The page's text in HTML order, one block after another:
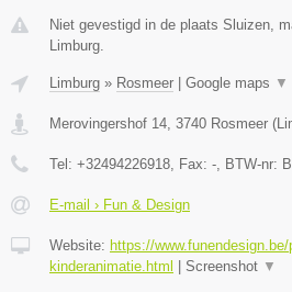
Niet gevestigd in de plaats Sluizen,
Limburg.
Limburg » Rosmeer Google maps ▼
Merovingershof 14, 3740 Rosmeer (
Tel: +32494226918, Fax: -, BTW-nr:
E-mail › Fun & Design
Website: https://
kinderanimatie.html
Screenshot ▼